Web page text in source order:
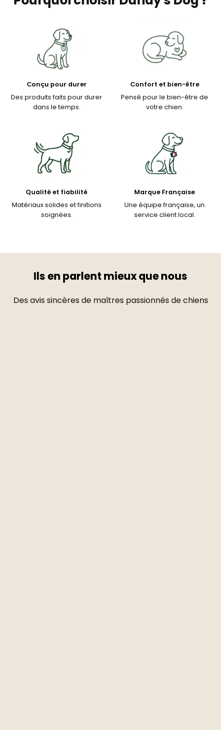
Conçu pour durer
Des produits faits pour durer
dans le temps.
Confort et bien-être
Pensé pour le bien-être de
votre chien.
Qualité et fiabilité
Matériaux solides et finitions
soignées.
Marque Française
Une équipe française, un
service client local.
Ils en parlent mieux que nous
Des avis sincères de maîtres passionnés de chiens